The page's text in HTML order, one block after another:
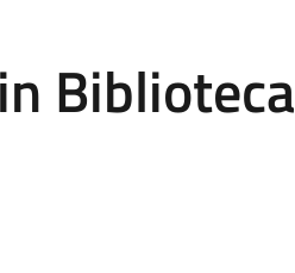
Biblioteca